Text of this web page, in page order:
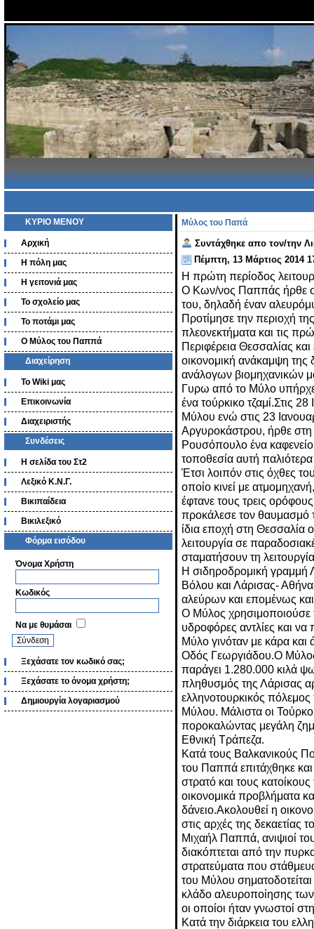
ΚΥΡΙΟ ΜΕΝΟΥ
Αρχική
Η πόλη μας
Η γειτονιά μας
Το σχολείο μας
Το ποτάμι μας
Ο Μύλος του Παππά
Διαχείρηση
Το Wiki μας
Επικοινωνία
Διαχειριστής
Συνδέσεις
Η σελίδα του Στ2
Λεξικό Κ.Ν.Γ.
Βικιπαίδεια
Βικιλεξικό
Φόρμα εισόδου
Όνομα Χρήστη
Κωδικός
Να με θυμάσαι
Ξεχάσατε τον κωδικό σας;
Ξεχάσατε το όνομα χρήστη;
Δημιουργία λογαριασμού
Μύλος του Παπά
Συντάχθηκε απο τον/την
Πέμπτη, 13 Μάρτιος 2014
Η πρώτη περίοδος
Ο Κων/νος Παππάς ήρθε
του, δηλαδή έναν
Προτίμησε την περιοχή
πλεονεκτήματα και τις
Περιφέρεια Θεσσαλίας
οικονομική ανάκαμψη της
ανάλογων βιομηχανικών
Γυρω από το Μύλο
ένα τούρκικο τζαμί.Στις
Μύλου ενώ στις 23
Αργυροκάστρου, ήρθε στη
Ρουσόπουλο ένα καφενείο
τοποθεσία αυτή
Έτσι λοιπόν στις όχθες
οποίο κινεί με
έφτανε τους τρεις
προκάλεσε τον θαυμασμό
ίδια εποχή στη Θεσσαλία
λειτουργία σε
σταματήσουν τη
Η σιδηροδρομική γραμμή
Βόλου και Λάρισας-
αλεύρων και επομένως
Ο Μύλος χρησιμοποιούσε
υδροφόρες αντλίες και να
Μύλο γινόταν με κάρα
Οδός Γεωργιάδου.Ο Μύλος
παράγει 1.280.000 κιλά
πληθυσμός της Λάρισας
ελληνοτουρκικός πόλεμος
Μύλου. Μάλιστα οι
ποροκαλώντας μεγάλη
Εθνική Τράπεζα.
Κατά τους Βαλκανικούς
του Παππά επιτάχθηκε
στρατό και τους
οικονομικά προβλήματα
δάνειο.Ακολουθεί η
στις αρχές της δεκαετίας
Μιχαήλ Παππά, ανιψιοί
διακόπτεται από την
στρατεύματα που
του Μύλου
κλάδο αλευροποίησης των
οι οποίοι ήταν γνωστοί
Κατά την διάρκεια του